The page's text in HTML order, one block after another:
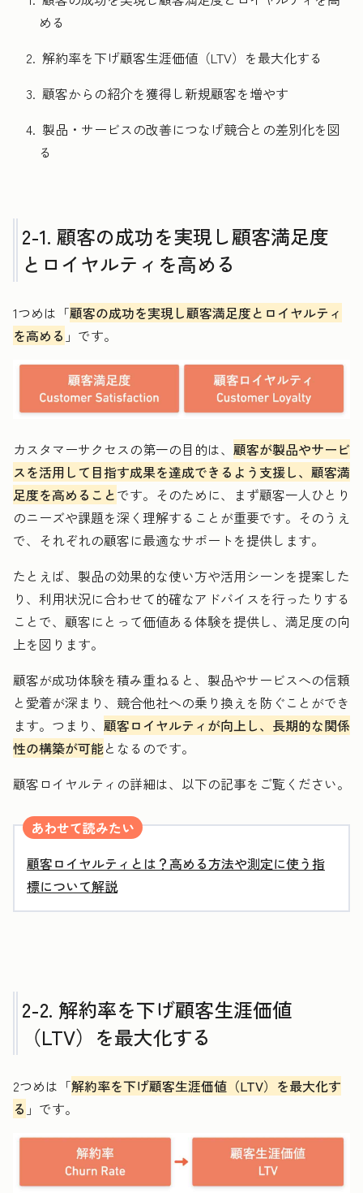
める
解約率を下げ顧客生涯価値（LTV）を最大化する
顧客からの紹介を獲得し新規顧客を増やす
製品・サービスの改善につなげ競合との差別化を図
る
2-1. 顧客の成功を実現し顧客満足度
とロイヤルティを高める
1つめは「顧客の成功を実現し顧客満足度とロイヤルティ
を高める 」です。
カスタマーサクセスの第一の目的は、 顧客が製品やサービ
スを活用して目指す成果を達成できるよう支援し、顧客満
足度を高めることです。そのために、まず顧客一人ひとり
のニーズや課題を深く理解することが重要です。そのうえ
で、それぞれの顧客に最適なサポートを提供します。
たとえば、製品の効果的な使い方や活用シーンを提案した
り、利用状況に合わせて的確なアドバイスを行ったりする
ことで、顧客にとって価値ある体験を提供し、満足度の向
上を図ります。
顧客が成功体験を積み重ねると、製品やサービスへの信頼
と愛着が深まり、競合他社への乗り換えを防ぐことができ
ます。つまり、 顧客ロイヤルティが向上し、長期的な関係
性の構築が可能となるのです。
顧客ロイヤルティの詳細は、以下の記事をご覧ください。
あわせて読みたい
顧客ロイヤルティとは？高める方法や測定に使う指
標について解説
2-2. 解約率を下げ顧客生涯価値
（LTV）を最大化する
2つめは「解約率を下げ顧客生涯価値（LTV）を最大化す
る 」です。